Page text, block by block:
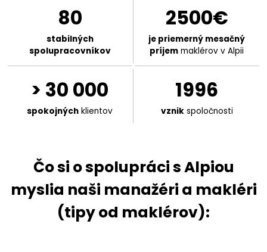
80
stabilných
spolupracovníkov
2500€
je priemerný mesačný
príjem maklérov v Alpii
> 30 000
spokojných klientov
1996
vznikspoločnosti
Čo si o spolupráci s Alpiou
myslia naši manažéri a makléri
(tipy od maklérov):